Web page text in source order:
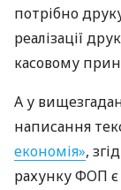
потрібно
реалізації
касовому
А у
написання
економія»,
рахунку ФОП